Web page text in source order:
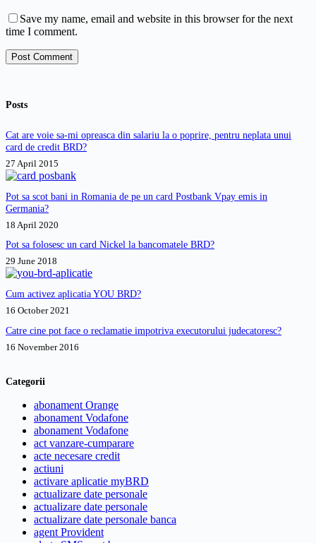
Save my name, email and website in this browser for the next
time I comment.
Post Comment
Posts
Cat are voie sa-mi opreasca din salariu la o poprire, pentru neplata unui
card de credit BRD?
27 April 2015
Pot sa scot bani in Romania de pe un card Postbank Vpay emis in
Germania?
18 April 2020
Pot sa folosesc un card Nickel la bancomatele BRD?
29 June 2018
Cum activez aplicatia YOU BRD?
16 October 2021
Catre cine pot face o reclamatie impotriva executorului judecatoresc?
16 November 2016
Categorii
abonament Orange
abonament Vodafone
abonament Vodafone
act vanzare-cumparare
acte necesare credit
actiuni
activare aplicatie myBRD
actualizare date personale
actualizare date personale
actualizare date personale banca
agent Provident